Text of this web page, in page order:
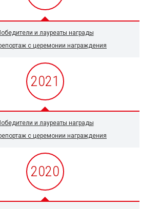
и лауреаты награды
с церемонии награждения
2021
и лауреаты награды
с церемонии награждения
2020